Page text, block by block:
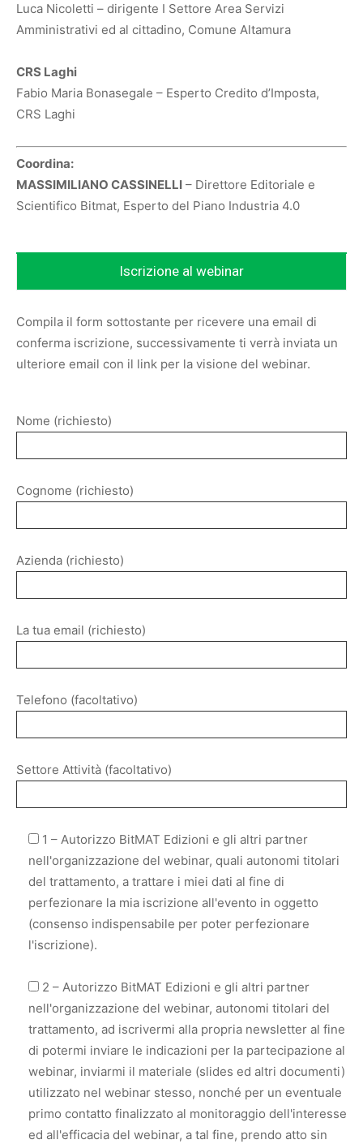
Luca Nicoletti – dirigente I Settore Area Servizi
Amministrativi ed al cittadino, Comune Altamura
CRS Laghi
Fabio Maria Bonasegale – Esperto Credito d’Imposta,
CRS Laghi
Coordina:
MASSIMILIANO CASSINELLI – Direttore Editoriale e
Scientifico Bitmat, Esperto del Piano Industria 4.0
Iscrizione al webinar
Compila il form sottostante per ricevere una email di
conferma iscrizione, successivamente ti verrà inviata un
ulteriore email con il link per la visione del webinar.
Nome (richiesto)
Cognome (richiesto)
Azienda (richiesto)
La tua email (richiesto)
Telefono (facoltativo)
Settore Attività (facoltativo)
1 – Autorizzo BitMAT Edizioni e gli altri partner
nell'organizzazione del webinar, quali autonomi titolari
del trattamento, a trattare i miei dati al fine di
perfezionare la mia iscrizione all'evento in oggetto
(consenso indispensabile per poter perfezionare
l'iscrizione).
2 – Autorizzo BitMAT Edizioni e gli altri partner
nell'organizzazione del webinar, autonomi titolari del
trattamento, ad iscrivermi alla propria newsletter al fine
di potermi inviare le indicazioni per la partecipazione al
webinar, inviarmi il materiale (slides ed altri documenti)
utilizzato nel webinar stesso, nonché per un eventuale
primo contatto finalizzato al monitoraggio dell'interesse
ed all'efficacia del webinar, a tal fine, prendo atto sin